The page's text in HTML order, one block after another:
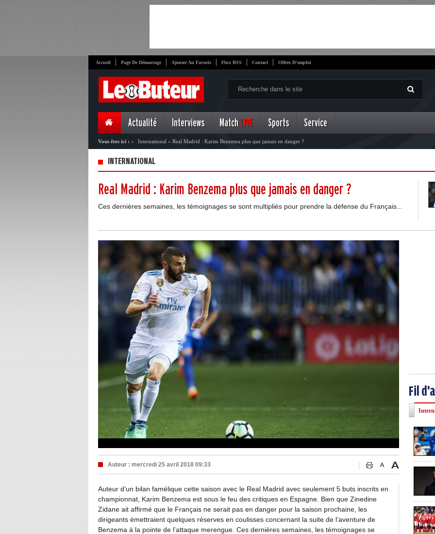
Accueil Page De Démarrage Ajouter Au Favoris Flux RSS Contact Offres D'emploi
Actualité Interviews Match LIVE Sports Service
Vous êtes ici : » International » Real Madrid : Karim Benzema plus que jamais en danger ?
INTERNATIONAL
Real Madrid : Karim Benzema plus que jamais en danger ?
Ces dernières semaines, les témoignages se sont multipliés pour prendre la défense du Français...
Auteur : mercredi 25 avril 2018 09:33
Auteur d’un bilan famélique cette saison avec le Real Madrid avec seulement 5 buts inscrits en
championnat, Karim Benzema est sous le feu des critiques en Espagne. Bien que Zinedine
Zidane ait affirmé que le Français ne serait pas en danger pour la saison prochaine, les
dirigeants émettraient quelques réserves en coulisses concernant la suite de l’aventure de
Benzema à la pointe de l’attaque merengue. Ces dernières semaines, les témoignages se
Fil